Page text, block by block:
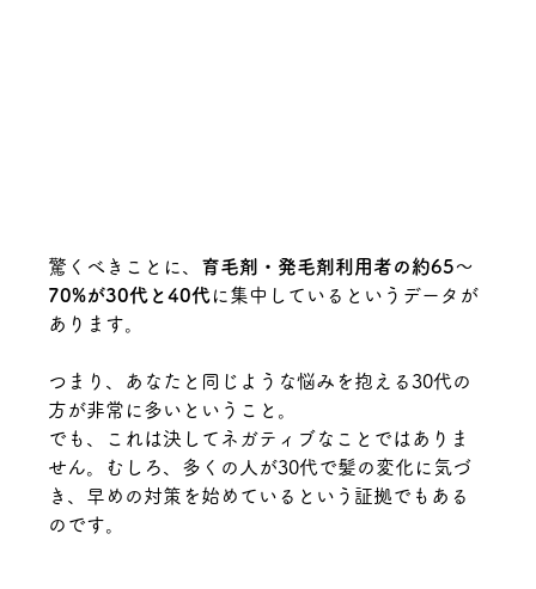
驚くべきことに、 育毛剤・発毛剤利用者の約65～
70%が30代と40代に集中しているというデータが
あります。
つまり、あなたと同じような悩みを抱える30代の
方が非常に多いということ。
でも、これは決してネガティブなことではありま
せん。むしろ、多くの人が30代で髪の変化に気づ
き、早めの対策を始めているという証拠でもある
のです。